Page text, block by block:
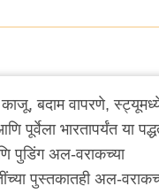
बदाम वापरणे,
पूर्वेला भारतापर्यंत या
पुडिंग अल-वराकच्या
पुस्तकातही अल-